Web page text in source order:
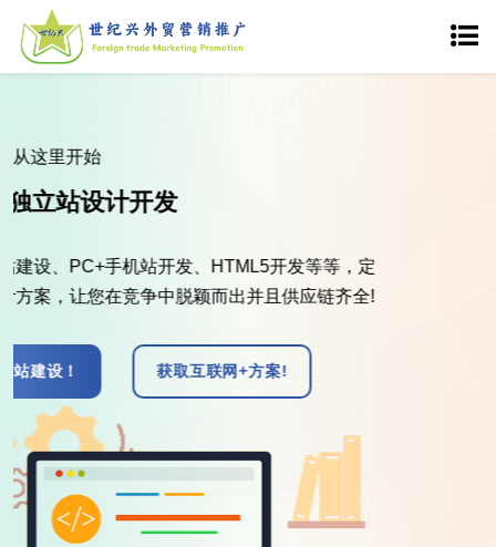
营销服务
品质至上服务为主
海归及网站工程师塑造外商青睐的网站。365天24小时服务
为客户网站 提供全天候的技术支持，满足甚至超过客户所
外贸网站案例！ 免费获取方案!